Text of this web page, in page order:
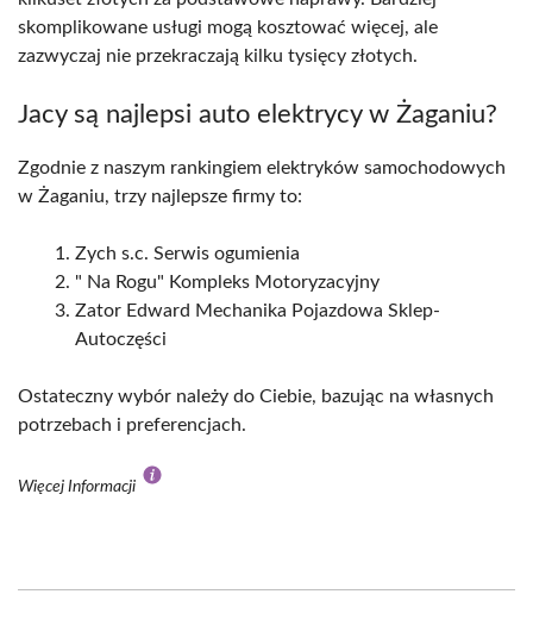
skomplikowane usługi mogą kosztować więcej, ale
zazwyczaj nie przekraczają kilku tysięcy złotych.
Jacy są najlepsi auto elektrycy w Żaganiu?
Zgodnie z naszym rankingiem elektryków samochodowych
w Żaganiu, trzy najlepsze firmy to:
Zych s.c. Serwis ogumienia
" Na Rogu" Kompleks Motoryzacyjny
Zator Edward Mechanika Pojazdowa Sklep-
Autoczęści
Ostateczny wybór należy do Ciebie, bazując na własnych
potrzebach i preferencjach.
Więcej Informacji